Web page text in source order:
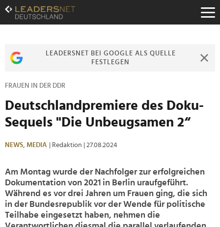
Zum
Inhalt
Zur
Zur
LEADERSNET BEI GOOGLE ALS QUELLE
FESTLEGEN
FRAUEN IN DER DDR
Deutschlandpremiere des Doku-
Sequels "Die Unbeugsamen 2“
NEWS, MEDIA | Redaktion | 27.08.2024
Am Montag wurde der Nachfolger zur erfolgreichen
Dokumentation von 2021 in Berlin uraufgeführt.
Während es vor drei Jahren um Frauen ging, die sich
in der Bundesrepublik vor der Wende für politische
Teilhabe eingesetzt haben, nehmen die